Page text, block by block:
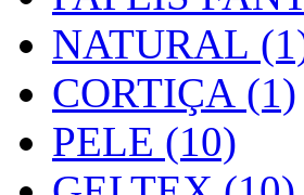
NATURAL
CORTIÇA (1)
PELE (10)